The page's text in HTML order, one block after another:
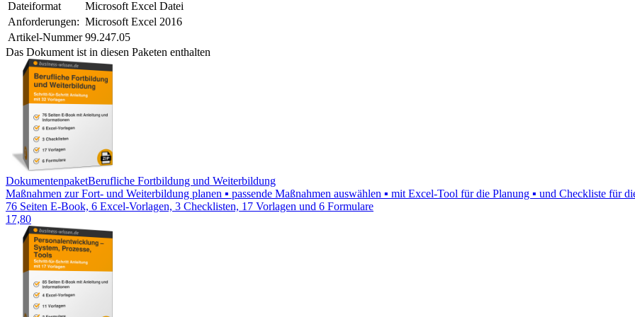
Dateiformat
Microsoft Excel Datei
Anforderungen: Microsoft Excel 2016
Artikel-Nummer 99.247.05
Das Dokument ist in diesen Paketen enthalten
DokumentenpaketBerufliche Fortbildung und Weiterbildung
Maßnahmen zur Fort- und Weiterbildung planen ▪ passende Maßnahmen auswählen ▪ mit Excel-Tool für die Planung ▪ und Checkliste für
76 Seiten E-Book, 6 Excel-Vorlagen, 3 Checklisten, 17 Vorlagen und 6 Formulare
17,80